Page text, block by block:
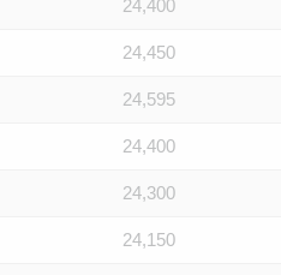
24,400
24,450
24,595
24,400
24,300
24,150